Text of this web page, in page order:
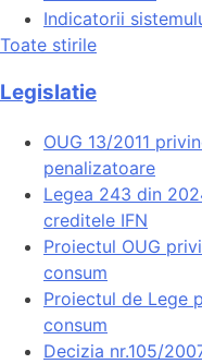
Indicatorii
Toate stirile
Legislatie
OUG 13/2011
penalizatoare
Legea 243 din
creditele IFN
Proiectul OUG
consum
Proiectul de Lege
consum
Decizia nr.105/